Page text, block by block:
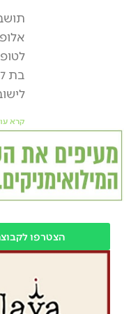
קרא
הצטרפו